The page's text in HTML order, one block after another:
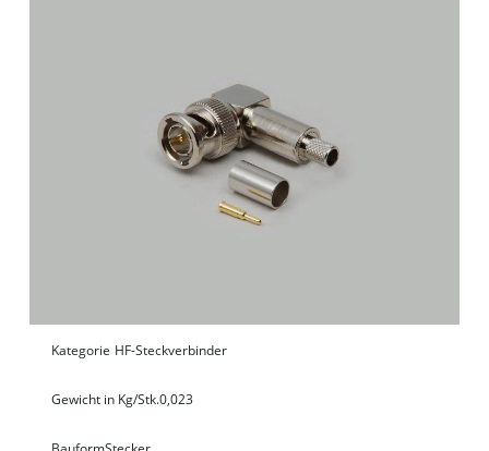
Kategorie HF-Steckverbinder
Gewicht in Kg/Stk.0,023